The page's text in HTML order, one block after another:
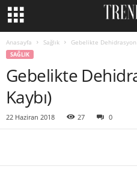
Anasayfa Sağlık Gebelikte Dehidrasyon
SAĞLIK
Gebelikte
Kaybı)
22 Haziran 2018 27 0